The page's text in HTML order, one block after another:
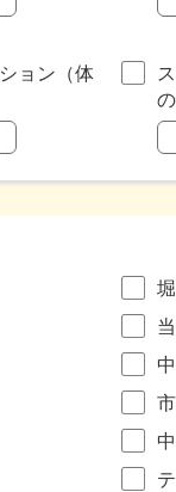
ョン（体
の